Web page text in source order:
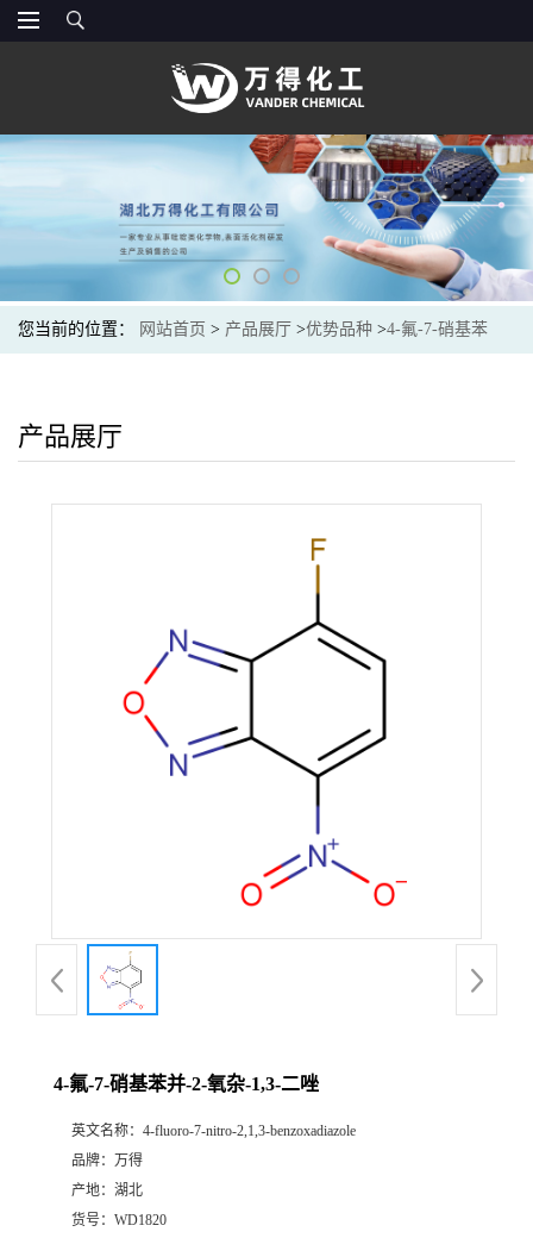
您当前的位置： 网站首页 > 产品展厅 >优势品种 >4-氟-7-硝基苯
产品展厅
4-氟-7-硝基苯并-2-氧杂-1,3-二唑
英文名称： 4-fluoro-7-nitro-2,1,3-benzoxadiazole
品牌： 万得
产地： 湖北
货号： WD1820